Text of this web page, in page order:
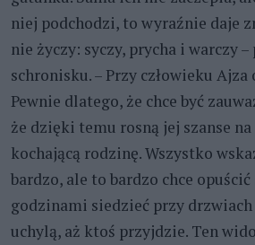
niej podchodzi, to wyraźnie daje
nie życzy: syczy, prycha i warczy
schronisku. – Przy człowieku
Pewnie dlatego, że chce być
że dzięki temu rosną jej szanse
kochającą rodzinę. Wszystko
bardzo, ale to bardzo chce
godzinami siedzieć przy drzwiach
uchylą, aż ktoś przyjdzie. Ten